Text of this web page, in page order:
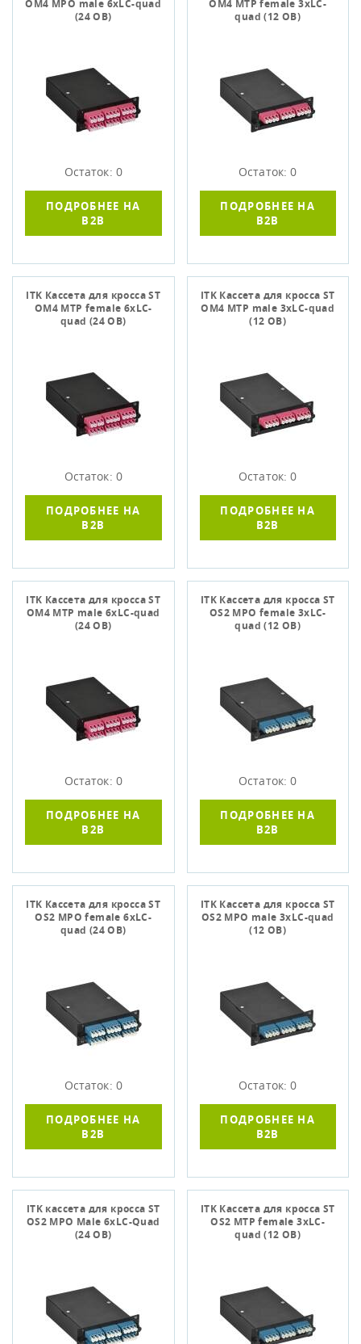
OM4 MPO male 6хLC-quad
(24 ОВ)
Остаток: 0
ПОДРОБНЕЕ НА
B2B
OM4 MTP female 3хLC-
quad (12 ОВ)
Остаток: 0
ПОДРОБНЕЕ НА
B2B
ITK Кассета для кросса ST
OM4 MTP female 6хLC-
quad (24 ОВ)
Остаток: 0
ПОДРОБНЕЕ НА
B2B
ITK Кассета для кросса ST
OM4 MTP male 3хLC-quad
(12 ОВ)
Остаток: 0
ПОДРОБНЕЕ НА
B2B
ITK Кассета для кросса ST
OM4 MTP male 6хLC-quad
(24 ОВ)
Остаток: 0
ПОДРОБНЕЕ НА
B2B
ITK Кассета для кросса ST
OS2 MPO female 3хLC-
quad (12 ОВ)
Остаток: 0
ПОДРОБНЕЕ НА
B2B
ITK Кассета для кросса ST
OS2 MPO female 6хLC-
quad (24 ОВ)
Остаток: 0
ПОДРОБНЕЕ НА
B2B
ITK Кассета для кросса ST
OS2 MPO male 3хLC-quad
(12 ОВ)
Остаток: 0
ПОДРОБНЕЕ НА
B2B
ITK кассета для кросса ST
OS2 MPO Male 6хLC-Quad
(24 ОВ)
ITK Кассета для кросса ST
OS2 MTP female 3хLC-
quad (12 ОВ)